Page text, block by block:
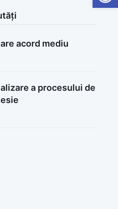
acord mediu
a procesului de